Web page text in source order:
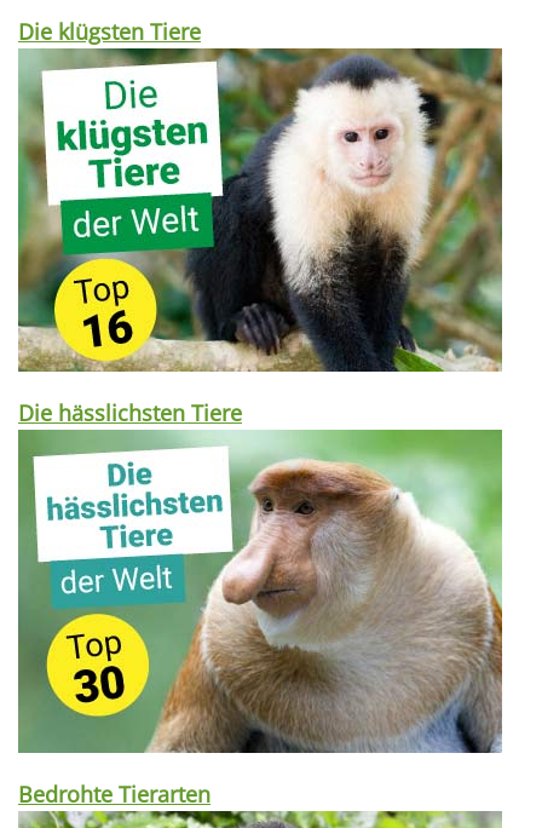
Die klügsten Tiere
Die hässlichsten Tiere
Bedrohte Tierarten